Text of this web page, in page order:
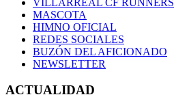
MASCOTA
HIMNO OFICIAL
REDES SOCIALES
BUZÓN DEL AFICIONADO
NEWSLETTER
ACTUALIDAD